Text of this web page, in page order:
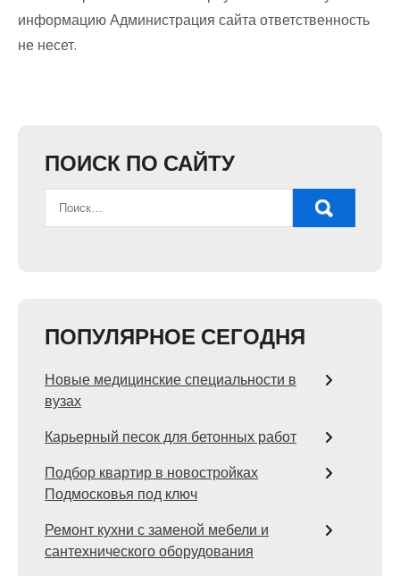
информацию Администрация сайта ответственность
не несет.
ПОИСК ПО САЙТУ
ПОПУЛЯРНОЕ СЕГОДНЯ
Новые медицинские специальности в
вузах
Карьерный песок для бетонных работ
Подбор квартир в новостройках
Подмосковья под ключ
Ремонт кухни с заменой мебели и
сантехнического оборудования